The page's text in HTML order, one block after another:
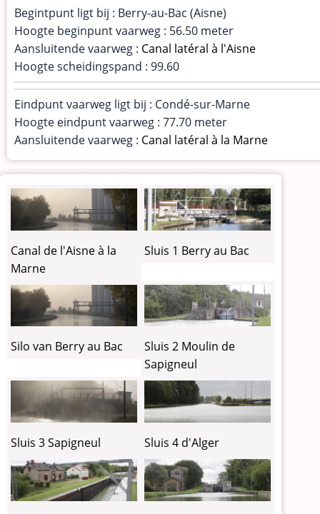
Begintpunt ligt bij : Berry-au-Bac (Aisne)
Hoogte beginpunt vaarweg : 56.50 meter
Aansluitende vaarweg : Canal latéral à l'Aisne
Hoogte scheidingspand : 99.60
Eindpunt vaarweg ligt bij : Condé-sur-Marne
Hoogte eindpunt vaarweg : 77.70 meter
Aansluitende vaarweg : Canal latéral à la Marne
Canal de l'Aisne à la
Marne
Sluis 1 Berry au Bac
Silo van Berry au Bac
Sluis 2 Moulin de
Sapigneul
Sluis 3 Sapigneul Sluis 4 d'Alger